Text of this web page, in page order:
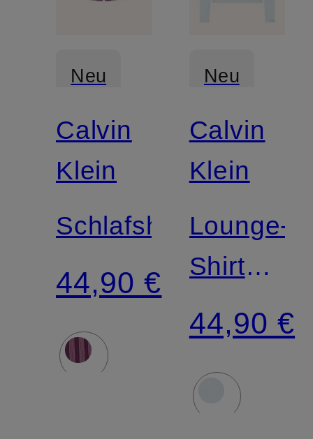
Neu
Calvin
Klein
Schlafshorts
44,90 €
Neu
Calvin
Klein
Lounge-
Shirt
ULTRA
SOFT
MODAL
44,90 €